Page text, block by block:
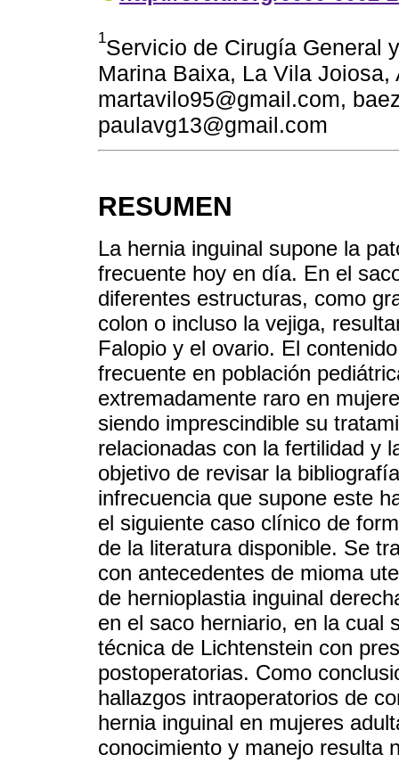
1Servicio de Cirugía General
Marina Baixa, La Vila Joiosa,
martavilo95@gmail.com,
paulavg13@gmail.com
RESUMEN
La hernia inguinal supone la
frecuente hoy en día. En el
diferentes estructuras, como
colon o incluso la vejiga,
Falopio y el ovario. El
frecuente en población
extremadamente raro en
siendo imprescindible su
relacionadas con la fertilidad y
objetivo de revisar la
infrecuencia que supone este
el siguiente caso clínico de
de la literatura disponible. Se
con antecedentes de mioma
de hernioplastia inguinal
en el saco herniario, en la cual
técnica de Lichtenstein con
postoperatorias. Como
hallazgos intraoperatorios de
hernia inguinal en mujeres
conocimiento y manejo resulta